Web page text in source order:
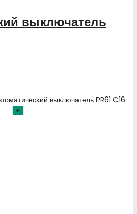
выключатель
выключатель PR61 C16